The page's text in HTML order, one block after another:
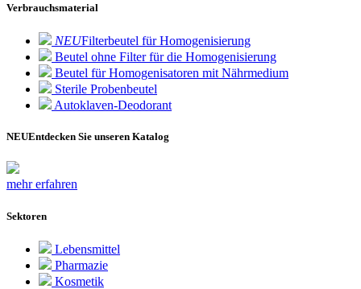
Verbrauchsmaterial
NEUFilterbeutel für Homogenisierung
Beutel ohne Filter für die Homogenisierung
Beutel für Homogenisatoren mit Nährmedium
Sterile Probenbeutel
Autoklaven-Deodorant
NEUEntdecken Sie unseren Katalog
mehr erfahren
Sektoren
Lebensmittel
Pharmazie
Kosmetik